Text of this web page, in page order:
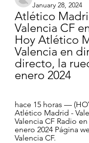
January 28, 2024
Atlético
Valencia CF
Hoy Atlético
Valencia en
directo, la
enero 2024
hace 15 horas —
Atlético Madrid -
Valencia CF Radio
enero 2024 Página
Valencia CF.